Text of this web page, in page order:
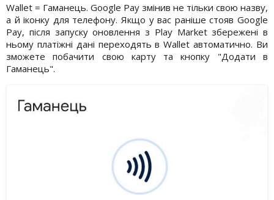
Wallet = Гаманець. Google Pay змінив не тільки свою назву,
а й іконку для телефону. Якщо у вас раніше стояв Google
Pay, після запуску оновлення з Play Market збережені в
ньому платіжні дані переходять в Wallet автоматично. Ви
зможете побачити свою карту та кнопку "Додати в
Гаманець".